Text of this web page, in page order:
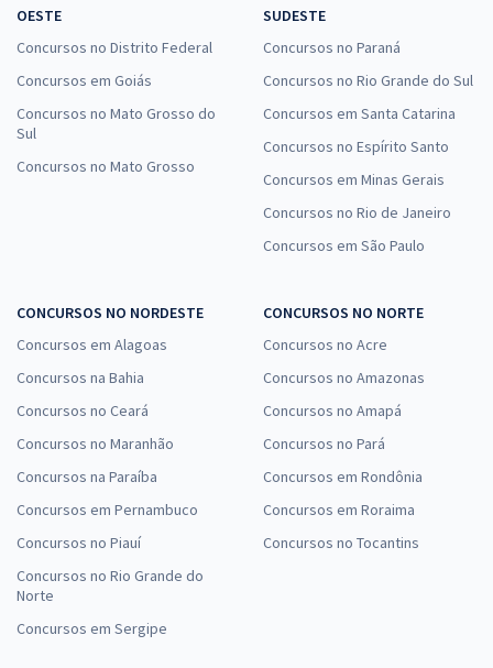
OESTE
Concursos no Distrito Federal
Concursos em Goiás
Concursos no Mato Grosso do
Sul
Concursos no Mato Grosso
SUDESTE
Concursos no Paraná
Concursos no Rio Grande do Sul
Concursos em Santa Catarina
Concursos no Espírito Santo
Concursos em Minas Gerais
Concursos no Rio de Janeiro
Concursos em São Paulo
CONCURSOS NO NORDESTE
Concursos em Alagoas
Concursos na Bahia
Concursos no Ceará
Concursos no Maranhão
Concursos na Paraíba
Concursos em Pernambuco
Concursos no Piauí
Concursos no Rio Grande do
Norte
Concursos em Sergipe
CONCURSOS NO NORTE
Concursos no Acre
Concursos no Amazonas
Concursos no Amapá
Concursos no Pará
Concursos em Rondônia
Concursos em Roraima
Concursos no Tocantins